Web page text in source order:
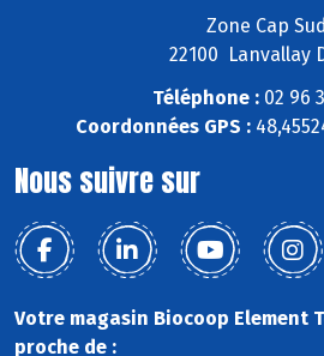
Zone Cap Sud
22100 Lanvallay
Téléphone : 02 96
Coordonnées GPS :
Nous suivre sur
Votre magasin Biocoop Element
proche de :